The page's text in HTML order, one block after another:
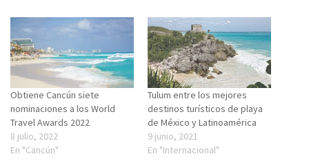
Obtiene Cancún siete
nominaciones a los World
Travel Awards 2022
8 julio, 2022
En "Cancún"
Tulum entre los mejores
destinos turísticos de playa
de México y Latinoamérica
9 junio, 2021
En "Internacional"